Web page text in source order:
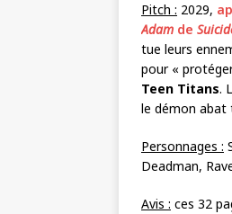
Pitch : 2029,
Adam de
tue leurs
pour «
Teen Titans.
le démon abat
Personnages :
Deadman,
Avis : ces 32